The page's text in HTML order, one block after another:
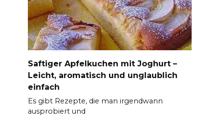
Saftiger Apfelkuchen mit Joghurt –
Leicht, aromatisch und unglaublich
einfach
Es gibt Rezepte, die man irgendwann
ausprobiert und